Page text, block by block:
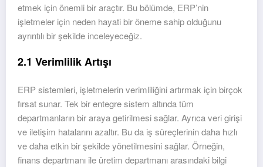
etmek için önemli bir araçtır. Bu bölümde, ERP’nin
işletmeler için neden hayati bir öneme sahip olduğunu
ayrıntılı bir şekilde inceleyeceğiz.
2.1 Verimlilik Artışı
ERP sistemleri, işletmelerin verimliliğini artırmak için birçok
fırsat sunar. Tek bir entegre sistem altında tüm
departmanların bir araya getirilmesi sağlar. Ayrıca veri girişi
ve iletişim hatalarını azaltır. Bu da iş süreçlerinin daha hızlı
ve daha etkin bir şekilde yönetilmesini sağlar. Örneğin,
finans departmanı ile üretim departmanı arasındaki bilgi